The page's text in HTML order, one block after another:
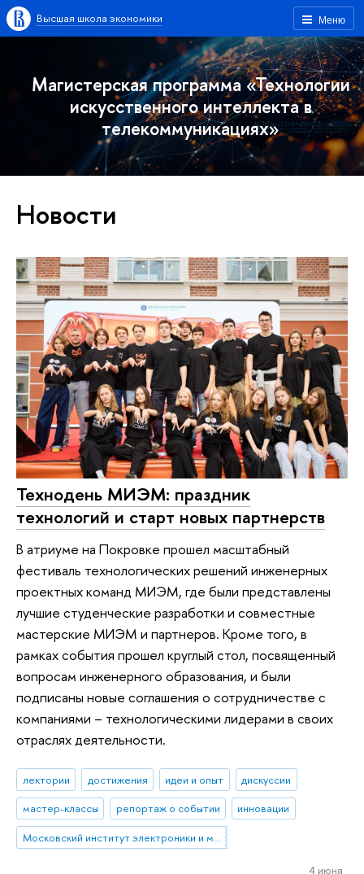
Меню
Высшая школа экономики
Магистерская программа «Технологии
искусственного интеллекта в
телекоммуникациях»
Новости
Технодень МИЭМ: праздник
технологий и старт новых партнерств
В атриуме на Покровке прошел масштабный
фестиваль технологических решений инженерных
проектных команд МИЭМ, где были представлены
лучшие студенческие разработки и совместные
мастерские МИЭМ и партнеров. Кроме того, в
рамках события прошел круглый стол, посвященный
вопросам инженерного образования, и были
подписаны новые соглашения о сотрудничестве с
компаниями – технологическими лидерами в своих
отраслях деятельности.
лектории достижения идеи и опыт
дискуссии
мастер-классы
репортаж о событии
инновации
Московский институт электроники и математики им. А.Н. Тихонова
4 июня